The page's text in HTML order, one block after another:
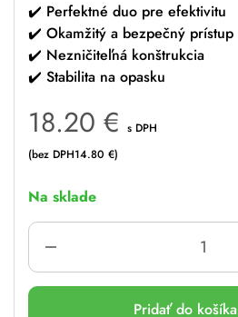
✔️ Perfektné duo pre efektivitu
✔️ Okamžitý a bezpečný prístup
✔️ Nezničiteľná konštrukcia
✔️ Stabilita na opasku
18.20 € s DPH
(bez DPH14.80 €)
Na sklade
Pridať do košíka